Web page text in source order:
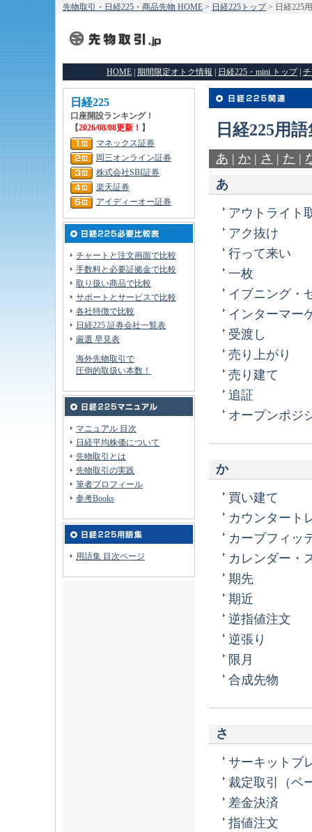
先物取引・日経225・商品先物 HOME > 日経225トップ> 日経225
HOME 期間限定オトク情報 日経225・mini トップ|
日経225
口座開設ランキング！
【2026/08/08更新！ 】
マネックス証券
岡三オンライン証券
株式会社SBI証券
楽天証券
アイディーオー証券
チャートと注文画面で比較
手数料と必要証拠金で比較
取り扱い商品で比較
サポートとサービスで比較
各社特徴で比較
日経225 証券会社一覧表
厳選 早見表
海外先物取引で
圧倒的取扱い本数！
マニュアル 目次
日経平均株価について
先物取引とは
先物取引の実践
筆者プロフィール
参考Books
用語集 目次ページ
日経225用
あ | か | さ | た |
あ
アウトライト
アク抜け
行って来い
一枚
イブニング・
インターマー
受渡し
売り上がり
売り建て
追証
オープンポジ
か
買い建て
カウンタート
カーブフィッ
カレンダー・
期先
期近
逆指値注文
逆張り
限月
合成先物
さ
サーキットブ
裁定取引（ベ
差金決済
指値注文